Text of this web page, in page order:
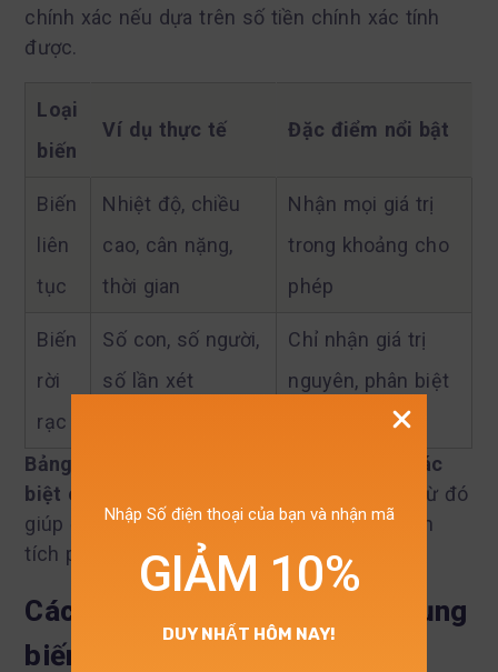
chính xác nếu dựa trên số tiền chính xác tính
được.
Loại
biến
Ví dụ thực tế Đặc điểm nổi bật
Biến
liên
tục
Nhiệt độ, chiều
cao, cân nặng,
thời gian
Nhận mọi giá trị
trong khoảng cho
phép
Biến
rời
rạc
Số con, số người,
số lần xét
Chỉ nhận giá trị
nguyên, phân biệt
Bảng này giúp hình dung rõ ràng về sự khác
biệt căn bản giữa biến liên tục và rời rạc
, từ đó
giúp định hướng lựa chọn phương pháp phân
tích phù hợp.
Các lưu ý quan trọng khi sử dụng
biến định tính và định lượng
Nhập Số điện thoại của bạn và nhận mã
GIẢM 10%
DUY NHẤT HÔM NAY!